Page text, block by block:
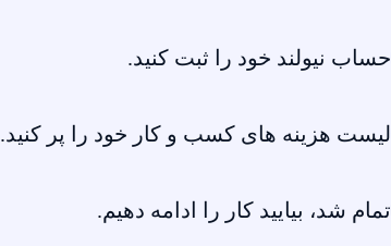
حساب نیولند خود را ثبت کنید.
لیست هزینه های کسب و کار خود را پر کنید.
تمام شد، بیایید کار را ادامه دهیم.